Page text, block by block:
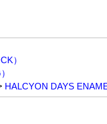
）
HALCYON DAYS